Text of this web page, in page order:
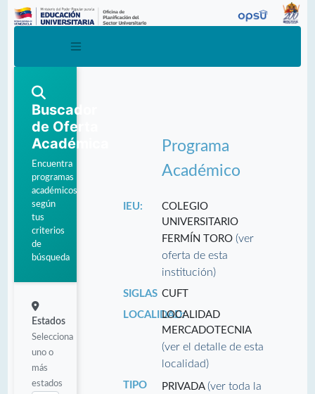
Buscador
de Oferta
Académica
Encuentra
programas
académicos
según
tus
criterios
de
búsqueda
Estados
Selecciona
uno o
más
estados
Programa
Académico
IEU:
COLEGIO
UNIVERSITARIO
FERMÍN TORO(ver
oferta de esta
institución)
SIGLAS CUFT
LOCALIDAD:LOCALIDAD
MERCADOTECNIA
(ver el detalle de esta
localidad)
TIPO
PRIVADA(ver toda la